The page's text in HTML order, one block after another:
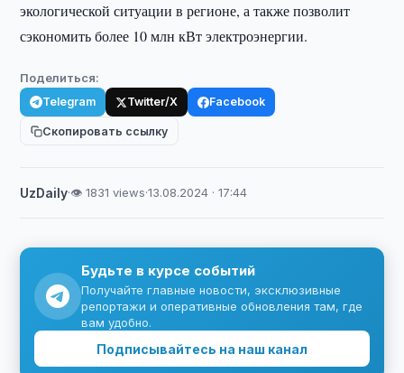
экологической ситуации в регионе, а также позволит
сэкономить более 10 млн кВт электроэнергии.
Поделиться:
Telegram Twitter/X Facebook
Скопировать ссылку
UzDaily·👁 1831 views·13.08.2024 · 17:44
Будьте в курсе событий
Получайте главные новости, эксклюзивные
репортажи и оперативные обновления там, где
вам удобно.
Подписывайтесь на наш канал